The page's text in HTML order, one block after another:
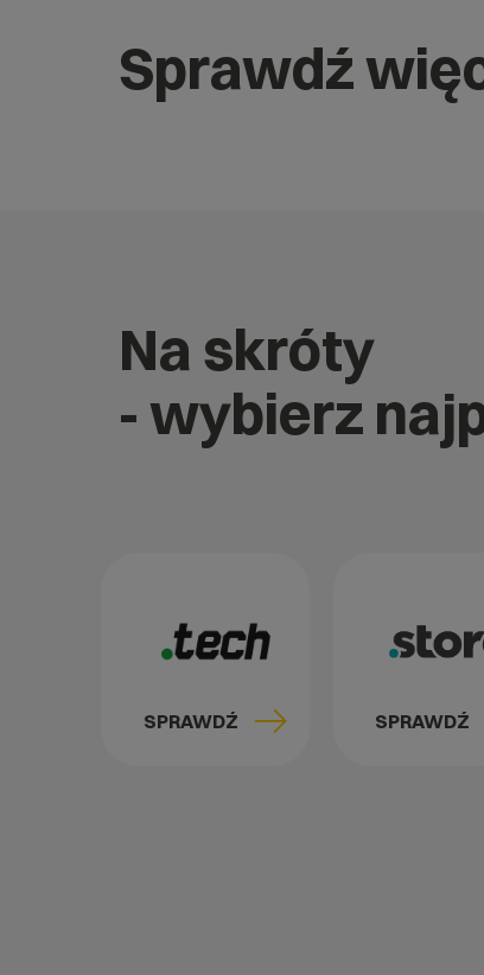
Sprawdź
Na skróty
- wybierz
SPRAWDŹ SPRAWDŹ